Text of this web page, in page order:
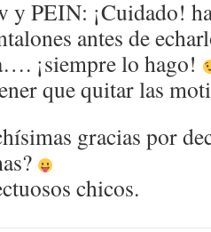
y PEIN: ¡Cuidado!
antes de
¡siempre lo hago!
que quitar las
gracias por
chicos.